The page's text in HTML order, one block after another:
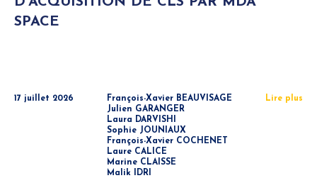
SPACE
17 juillet 2026
François-Xavier BEAUVISAGE
Julien GARANGER
Laura DARVISHI
Sophie JOUNIAUX
François-Xavier COCHENET
Laure CALICE
Marine CLAISSE
Malik IDRI
Lire plus